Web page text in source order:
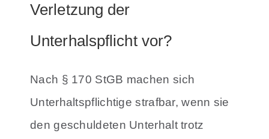
Verletzung der
Unterhalspflicht vor?
Nach § 170 StGB machen sich
Unterhaltspflichtige strafbar, wenn sie
den geschuldeten Unterhalt trotz